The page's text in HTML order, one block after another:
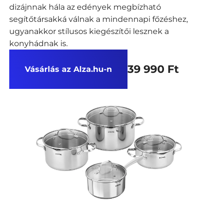
dizájnnak hála az edények megbízható
segítőtársakká válnak a mindennapi főzéshez,
ugyanakkor stílusos kiegészítői lesznek a
konyhádnak is.
Vásárlás az Alza.hu-n 39 990 Ft